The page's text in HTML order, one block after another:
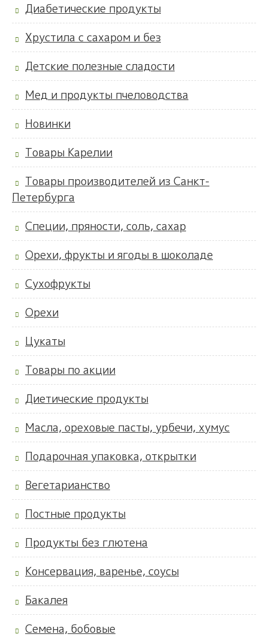
Диабетические продукты
Хрустила с сахаром и без
Детские полезные сладости
Мед и продукты пчеловодства
Новинки
Товары Карелии
Товары производителей из Санкт-
Петербурга
Специи, пряности, соль, сахар
Орехи, фрукты и ягоды в шоколаде
Сухофрукты
Орехи
Цукаты
Товары по акции
Диетические продукты
Масла, ореховые пасты, урбечи, хумус
Подарочная упаковка, открытки
Вегетарианство
Постные продукты
Продукты без глютена
Консервация, варенье, соусы
Бакалея
Семена, бобовые